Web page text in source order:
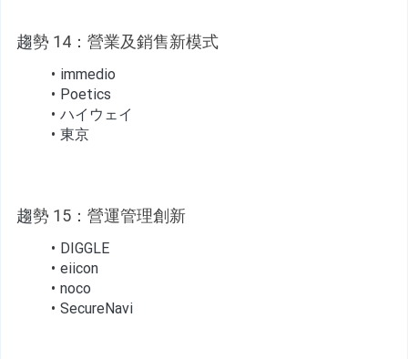
趨勢 14：營業及銷售新模式
immedio
Poetics
ハイウェイ
東京
趨勢 15：營運管理創新
DIGGLE
eiicon
noco
SecureNavi